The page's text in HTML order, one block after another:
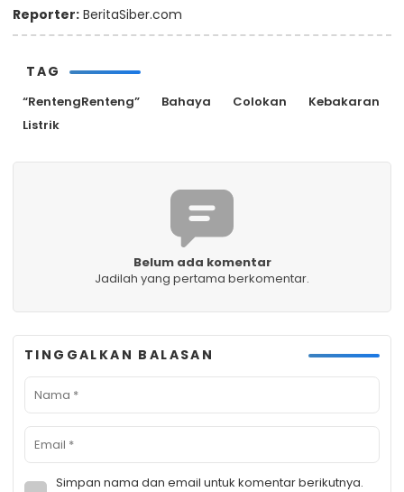
Reporter: BeritaSiber.com
TAG
“RentengRenteng” Bahaya Colokan
Kebakaran
Listrik
Belum ada komentar
Jadilah yang pertama berkomentar.
TINGGALKAN BALASAN
Simpan nama dan email untuk komentar berikutnya.